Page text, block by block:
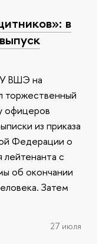
в
ВШЭ на
торжественный
офицеров
из приказа
Федерации о
лейтенанта с
об окончании
Затем
27 июля